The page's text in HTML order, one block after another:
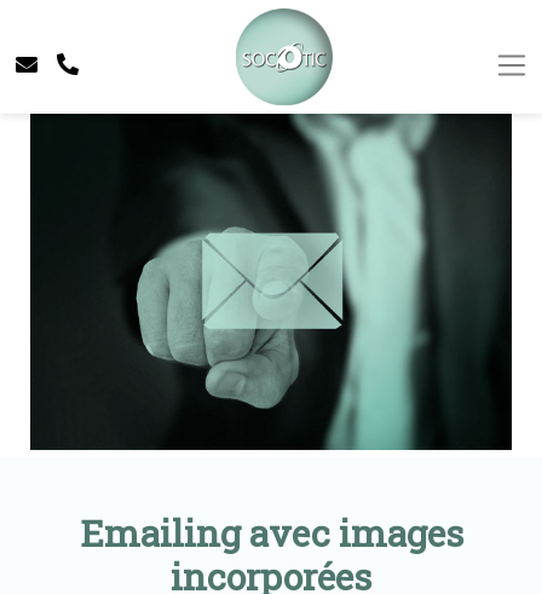
Emailing avec images
incorporées